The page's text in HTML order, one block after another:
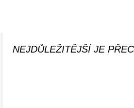
NEJDŮLEŽITĚJŠÍ JE